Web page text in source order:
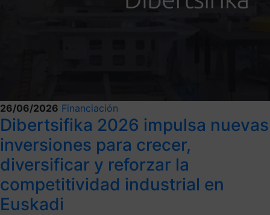
26/06/2026 Financiación
Dibertsifika 2026 impulsa nuevas
inversiones para crecer,
diversificar y reforzar la
competitividad industrial en
Euskadi